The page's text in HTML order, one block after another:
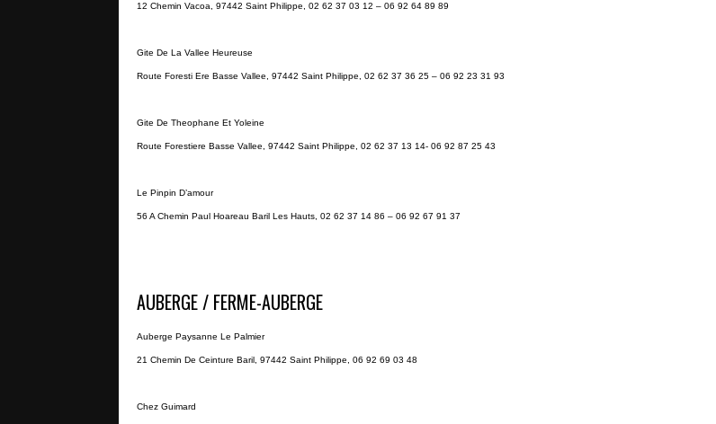
12 Chemin Vacoa, 97442 Saint Philippe, 02 62 37 03 12 – 06 92 64 89 89
Gite De La Vallee Heureuse
Route Foresti Ere Basse Vallee, 97442 Saint Philippe, 02 62 37 36 25 – 06 92 23 31 93
Gite De Theophane Et Yoleine
Route Forestiere Basse Vallee, 97442 Saint Philippe, 02 62 37 13 14- 06 92 87 25 43
Le Pinpin D’amour
56 A Chemin Paul Hoareau Baril Les Hauts, 02 62 37 14 86 – 06 92 67 91 37
AUBERGE / FERME-AUBERGE
Auberge Paysanne Le Palmier
21 Chemin De Ceinture Baril, 97442 Saint Philippe, 06 92 69 03 48
Chez Guimard